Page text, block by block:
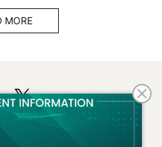
MORE
フリーマガジンはこちら
について